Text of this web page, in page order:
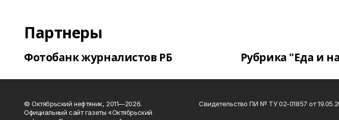
Партнеры
Фотобанк журналистов РБ Рубрика "Еда и
© Октябрьский нефтяник, 2011—2026.
Официальный сайт газеты «Октябрьский
Свидетельство ПИ № ТУ 02-01857 от